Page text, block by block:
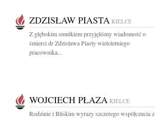
ZDZISŁAW PIASTA KIELCE
Z głębokim smutkiem przyjęliśmy wiadomość o
śmierci dr Zdzisława Piasty wieloletniego
pracownika...
WOJCIECH PŁAZA KIELCE
Rodzinie i Bliskim wyrazy szczerego współczucia z